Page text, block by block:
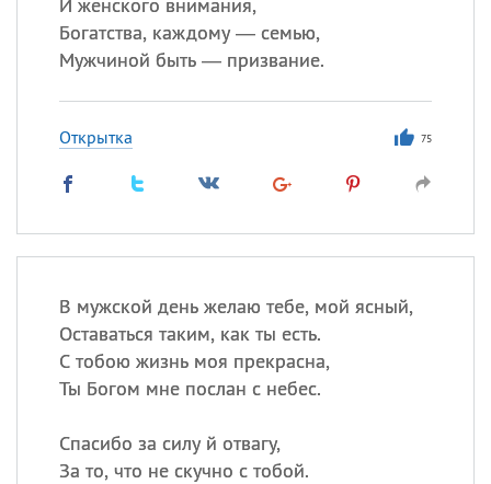
Богатства, каждому — семью,
Мужчиной быть — призвание.
Открытка 75
В мужской день желаю тебе, мой ясный,
Оставаться таким, как ты есть.
С тобою жизнь моя прекрасна,
Ты Богом мне послан с небес.
Спасибо за силу й отвагу,
За то, что не скучно с тобой.